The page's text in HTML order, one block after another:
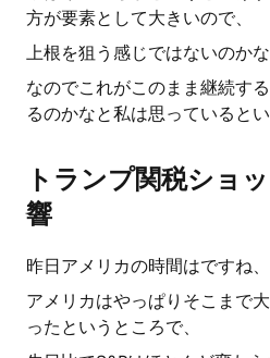
方が要素として大きいので、
上根を狙う感じではないのかな
なのでこれがこのまま継続す
るのかなと私は思っていると
トランプ関税ショ
響
昨日アメリカの時間はですね、
アメリカはやっぱりそこまで
ったというところで、